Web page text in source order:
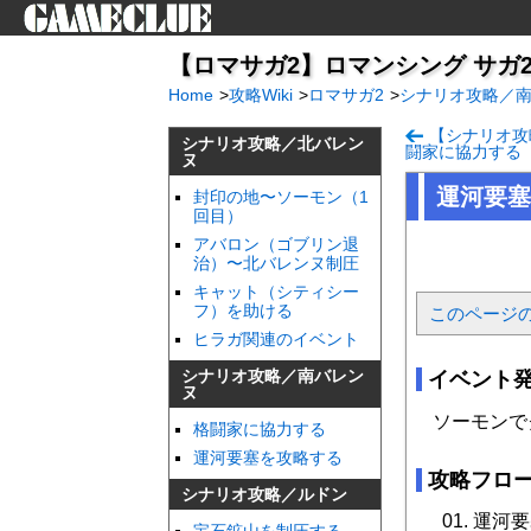
【ロマサガ2】ロマンシング サ
Home >攻略Wiki >ロマサガ2 >シナリオ攻略／
シナリオ攻略／北バレン
ヌ
封印の地〜ソーモン（1
回目）
アバロン（ゴブリン退
治）〜北バレンヌ制圧
キャット（シティシー
フ）を助ける
ヒラガ関連のイベント
シナリオ攻略／南バレン
ヌ
格闘家に協力する
運河要塞を攻略する
シナリオ攻略／ルドン
【シナリオ
闘家に協力する
運河要
このページ
イベント
ソーモン
攻略フロ
運河